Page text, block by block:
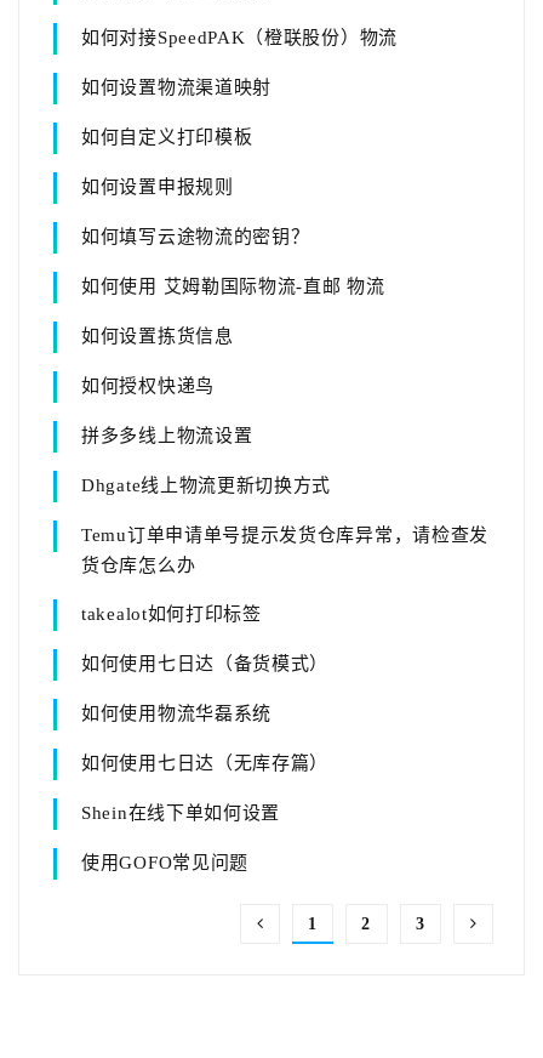
如何对接SpeedPAK（橙联股份）物流
如何设置物流渠道映射
如何自定义打印模板
如何设置申报规则
如何填写云途物流的密钥？
如何使用 艾姆勒国际物流-直邮 物流
如何设置拣货信息
如何授权快递鸟
拼多多线上物流设置
Dhgate线上物流更新切换方式
Temu订单申请单号提示发货仓库异常，请检查发
货仓库怎么办
takealot如何打印标签
如何使用七日达（备货模式）
如何使用物流华磊系统
如何使用七日达（无库存篇）
Shein在线下单如何设置
使用GOFO常见问题
1 2 3